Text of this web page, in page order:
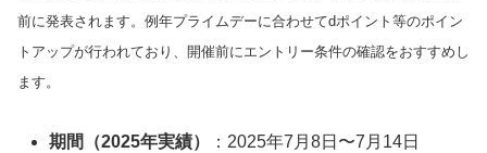
前に発表されます。例年プライムデーに合わせてdポイント等のポイン
トアップが行われており、開催前にエントリー条件の確認をおすすめし
ます。
期間（2025年実績）
：2025年7月8日〜7月14日